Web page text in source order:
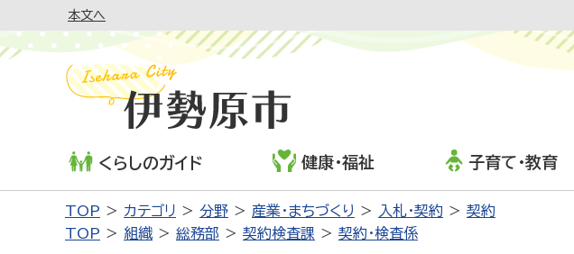
本文へ
くらしのガイド 健康・福祉 子育て・教育
TOP カテゴリ 分野 産業・まちづくり 入札・契約
契約
TOP
組織 総務部 契約検査課 契約・検査係